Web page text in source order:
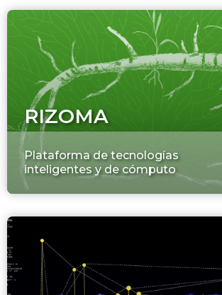
RIZOMA
Plataforma de tecnologías
inteligentes y de cómputo